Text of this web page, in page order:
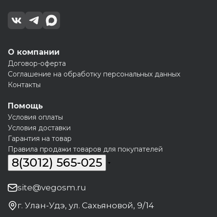
О компании
Договор-оферта
Соглашение на обработку персональных данных
Контакты
Помощь
Условия оплаты
Условия доставки
Гарантия на товар
Правила продажи товаров для покупателей
8(3012) 565-025
site@vegosm.ru
г. Улан-Удэ, ул. Сахьяновой, 9/14